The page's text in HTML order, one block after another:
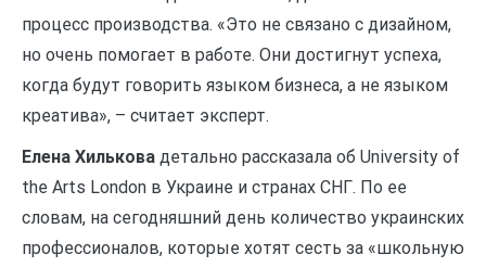
процесс производства. «Это не связано с дизайном,
но очень помогает в работе. Они достигнут успеха,
когда будут говорить языком бизнеса, а не языком
креатива», – считает эксперт.
Eлена Хилькова детально рассказала об University of
the Arts London в Украине и странах СНГ. По ее
словам, на сегодняшний день количество украинских
профессионалов, которые хотят сесть за «школьную